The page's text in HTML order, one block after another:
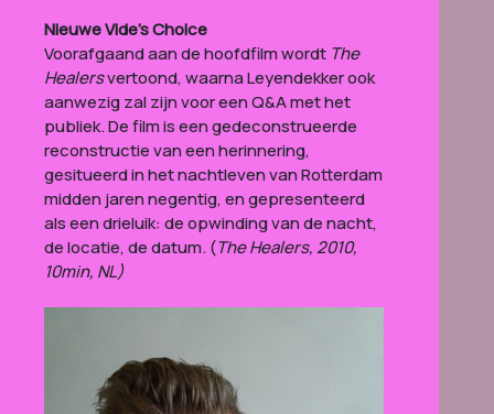
Nieuwe Vide’s Choice
Voorafgaand aan de hoofdfilm wordt The
Healersvertoond, waarna Leyendekker ook
aanwezig zal zijn voor een Q&A met het
publiek. De film is een gedeconstrueerde
reconstructie van een herinnering,
gesitueerd in het nachtleven van Rotterdam
midden jaren negentig, en gepresenteerd
als een drieluik: de opwinding van de nacht,
de locatie, de datum. (The Healers, 2010,
10min, NL)